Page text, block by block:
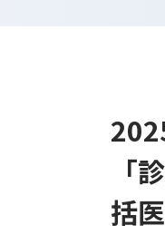
「
括